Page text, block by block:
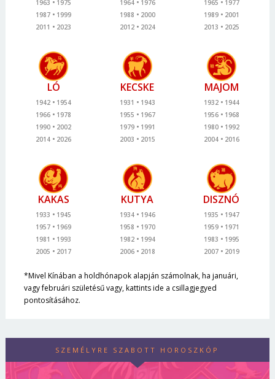
1963
1975
1987
1999
2011
2023
1964
1976
1988
2000
2012
2024
1965
1977
1989
2001
2013
2025
LÓ
1942
1954
1966
1978
1990
2002
2014
2026
KECSKE
1931
1943
1955
1967
1979
1991
2003
2015
MAJOM
1932
1944
1956
1968
1980
1992
2004
2016
KAKAS
1933
1945
1957
1969
1981
1993
2005
2017
KUTYA
1934
1946
1958
1970
1982
1994
2006
2018
DISZNÓ
1935
1947
1959
1971
1983
1995
2007
2019
*Mivel Kínában a holdhónapok alapján számolnak, ha januári,
vagy februári születésű vagy, kattints ide a csillagjegyed
pontosításához.
SZEMÉLYRE SZABOTT HOROSZKÓP